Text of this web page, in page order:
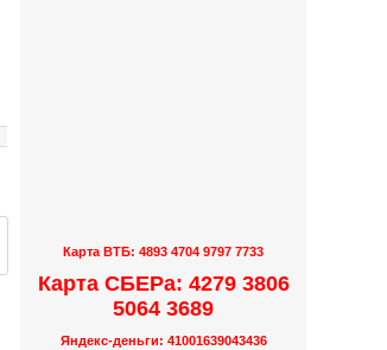
Карта ВТБ: 4893 4704 9797 7733
Карта СБЕРа: 4279 3806
5064 3689
Яндекс-деньги: 41001639043436